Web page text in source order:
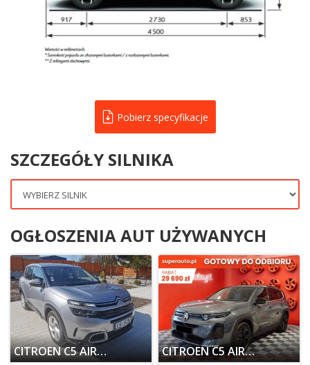
Pobierz specyfikacje
SZCZEGÓŁY SILNIKA
OGŁOSZENIA AUT UŻYWANYCH
CITROEN C5 AIRCROSS I SUV PLUG-IN FACELIFTING 1.6 PURETECH PLUG-IN 225KM 2022 CITROEN C5 AIRCROSS I 2025